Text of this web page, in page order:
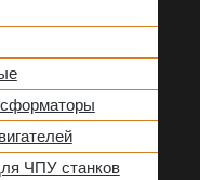
ЧПУ станков